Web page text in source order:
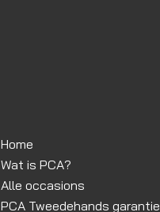
Home
Wat is PCA?
Alle occasions
PCA Tweedehands garantie